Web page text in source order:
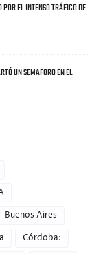
EL INTENSO TRÁFICO DE
UN SEMAFORO EN EL
Buenos Aires
Córdoba: